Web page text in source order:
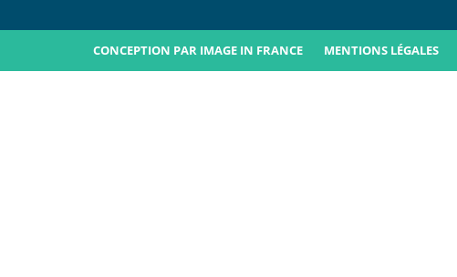
CONCEPTION PAR IMAGE IN FRANCE MENTIONS LÉGALES